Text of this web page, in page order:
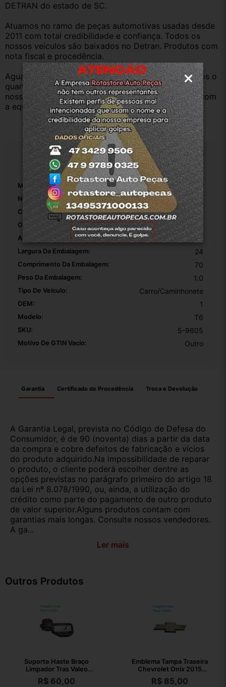
DETRAN do estado de SC.
Atuamos no ramo de peças automotivas usadas desde
2011 com total credibilidade e confiança. Todos os
nossos veículos são baixados no Detran. Produtos com
nota fiscal e procedência.
Aguardamos sua pergunta ou compra e atenderemos o
quanto antes. Aceitamos retirada dos produtos em
nossa loja física também, basta entrar em contato com
a equipe Rotasul e tiramos suas dúvidas.
Especificações
Marca: JAC
Número De Peça: 5533540U1510
Comprimento Da Manta Isolante Do Capô: 1
Origem: Rotasuljoinville
Altura Da Embalagem: 16
Largura Da Embalagem: 24
Comprimento Da Embalagem: 70
Peso Da Embalagem: 1.0
Tipo De Veículo: Carro/Caminhonete
OEM: 1
Modelo: T6
SKU: 5-9605
Motivo De GTIN Vacío: Outro
Garantia Certificado de Procedência Troca e Devolução
A Garantia Legal, prevista no Código de Defesa do
Consumidor, é de 90 (noventa) dias a partir da data
da compra e cobre defeitos de fabricação e vícios
do produto adquirido.Na impossibilidade de reparar
o produto, o cliente poderá escolher dentre as
opções previstas no parágrafo primeiro do artigo 18
da Lei nº 8.078/1990, ou, ainda, a utilização do
crédito como parte do pagamento de outro produto
de valor superior.Alguns produtos contam com
garantias mais longas. Consulte nossos vendedores.
A ga...
Ler mais
Outros Produtos
Suporte Haste Braço
Limpador Tras Valeo
80019757
R$ 60,00
Emblema Tampa Traseira
Chevrolet Onix 2015
94747906
R$85,00